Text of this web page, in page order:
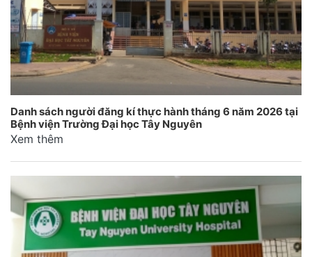
Danh sách người đăng kí thực hành tháng 6 năm 2026 tại
Bệnh viện Trường Đại học Tây Nguyên
Xem thêm